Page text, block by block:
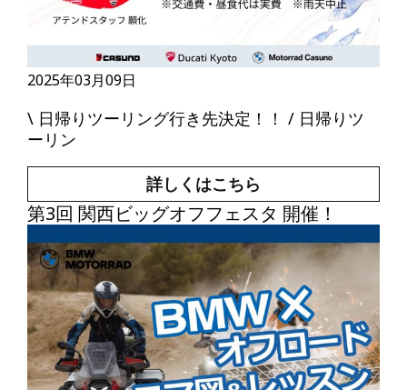
\ 日帰りツーリング行き先決定！！ / 日帰りツ
ーリン
2025年03月09日
詳しくはこちら
第3回 関西ビッグオフフェスタ 開催！